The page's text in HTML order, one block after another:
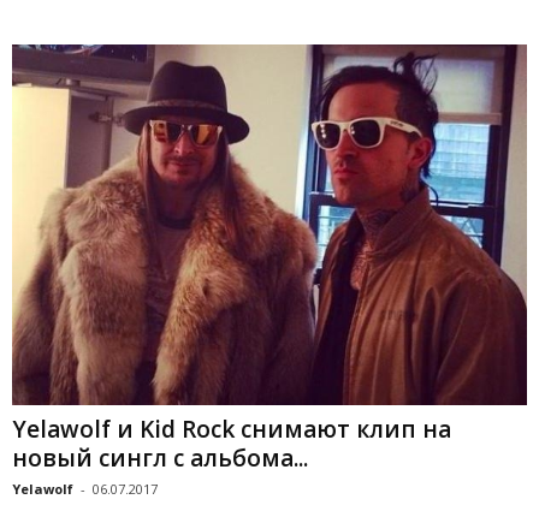
Yelawolf и Kid Rock снимают клип на
новый сингл с альбома...
Yelawolf - 06.07.2017